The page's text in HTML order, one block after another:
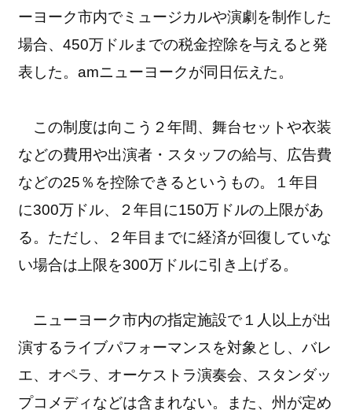
ーヨーク市内でミュージカルや演劇を制作した
場合、450万ドルまでの税金控除を与えると発
表した。amニューヨークが同日伝えた。
この制度は向こう２年間、舞台セットや衣装
などの費用や出演者・スタッフの給与、広告費
などの25％を控除できるというもの。１年目
に300万ドル、２年目に150万ドルの上限があ
る。ただし、２年目までに経済が回復していな
い場合は上限を300万ドルに引き上げる。
ニューヨーク市内の指定施設で１人以上が出
演するライブパフォーマンスを対象とし、バレ
エ、オペラ、オーケストラ演奏会、スタンダッ
プコメディなどは含まれない。また、州が定め